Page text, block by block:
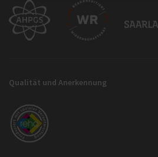
Qualität und Anerkennung